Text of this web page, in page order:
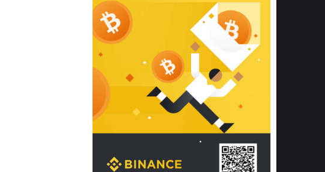
khuẩn và nấm mốc trong điều kiện
thời tiết nóng ẩm. Bạn có thể tìm hiểu
thêm các nghiên cứu khoa học về tác
động của giấc ngủ và môi trường
phòng ngủ đối với sức khỏe con
người tại Sleep Foundation (External
Link) để có cái nhìn toàn diện hơn.
2. Các tiêu chí vàng khi lựa chọn
chăn ga gối đệm cao cấp cho phòng
ngủ
Để sở hữu một bộ chăn ga gối đệm
cao cấp hoàn hảo cả về thẩm mỹ lẫn
công năng, người tiêu dùng cần cân
nhắc kỹ lưỡng các tiêu chí quan trọng